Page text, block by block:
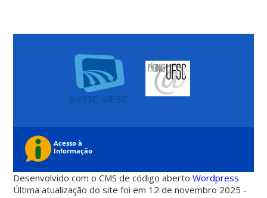
Desenvolvido com o CMS de código abertoWordpress
Última atualização do site foi em 12 de novembro 2025 -